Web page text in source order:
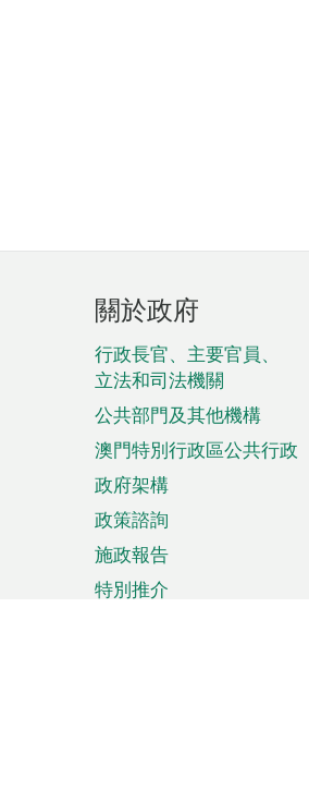
頁
腳
菜
單
關於政府
行政長官、主要官員、
立法和司法機關
公共部門及其他機構
澳門特別行政區公共行政
政府架構
政策諮詢
施政報告
特別推介